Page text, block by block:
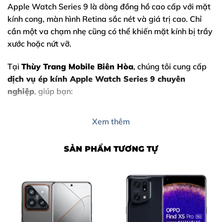
Apple Watch Series 9 là dòng đồng hồ cao cấp với mặt
kính cong, màn hình Retina sắc nét và giá trị cao. Chỉ
cần một va chạm nhẹ cũng có thể khiến mặt kính bị trầy
xước hoặc nứt vỡ.
Tại Thùy Trang Mobile Biên Hòa, chúng tôi cung cấp
dịch vụ ép kính Apple Watch Series 9 chuyên
nghiệp, giúp bạn:
Đảm bảo thẩm mỹ và độ bền sau sửa chữa
Apple, Thùy Trang Mobile luôn đặtchất lượng – minh
bạch – uy tín
lên hàng đầu.
Xem thêm
SẢN PHẨM TƯƠNG TỰ